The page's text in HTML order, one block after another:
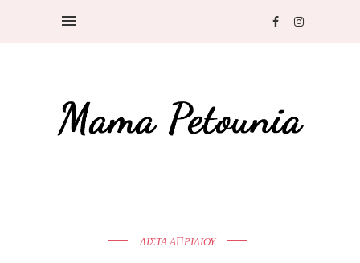
ΛΙΣΤΑ ΑΠΡΙΛΙΟΥ